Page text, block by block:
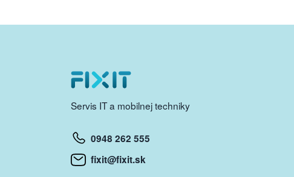
Servis IT a mobilnej techniky
0948 262 555
fixit@fixit.sk